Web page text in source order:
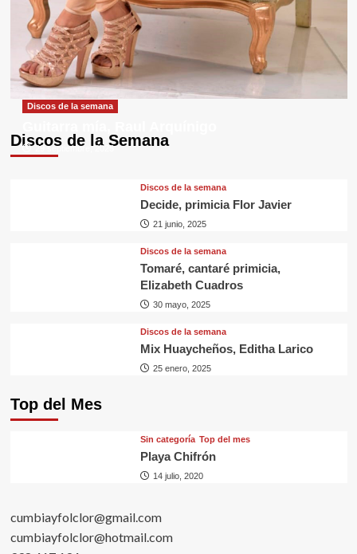
Discos de la Semana
Discos de la semana
29 septiembre, 2025
Discos de la semana
Decide, primicia Flor Javier
21 junio, 2025
Discos de la semana
Tomaré, cantaré primicia,
Elizabeth Cuadros
30 mayo, 2025
Discos de la semana
Mix Huaycheños, Editha Larico
25 enero, 2025
Top del Mes
Sin categorí­a Top del mes
Playa Chifrón
14 julio, 2020
cumbiayfolclor@gmail.com
cumbiayfolclor@hotmail.com